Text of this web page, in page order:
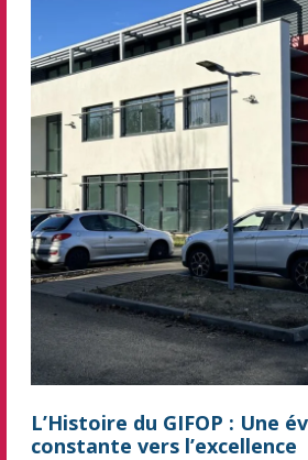
L’Histoire du GIFOP : Une
constante vers l’excellence